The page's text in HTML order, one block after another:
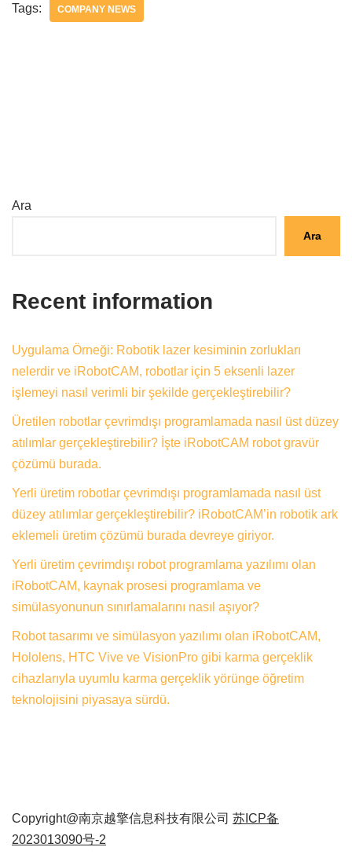
Tags: COMPANY NEWS
Ara
Ara
Recent information
Uygulama Örneği: Robotik lazer kesiminin zorlukları
nelerdir ve iRobotCAM, robotlar için 5 eksenli lazer
işlemeyi nasıl verimli bir şekilde gerçekleştirebilir?
Üretilen robotlar çevrimdışı programlamada nasıl üst düzey
atılımlar gerçekleştirebilir? İşte iRobotCAM robot gravür
çözümü burada.
Yerli üretim robotlar çevrimdışı programlamada nasıl üst
düzey atılımlar gerçekleştirebilir? iRobotCAM’in robotik ark
eklemeli üretim çözümü burada devreye giriyor.
Yerli üretim çevrimdışı robot programlama yazılımı olan
iRobotCAM, kaynak prosesi programlama ve
simülasyonunun sınırlamalarını nasıl aşıyor?
Robot tasarımı ve simülasyon yazılımı olan iRobotCAM,
Hololens, HTC Vive ve VisionPro gibi karma gerçeklik
cihazlarıyla uyumlu karma gerçeklik yörünge öğretim
teknolojisini piyasaya sürdü.
Copyright@南京越擎信息科技有限公司 苏ICP备
2023013090号-2